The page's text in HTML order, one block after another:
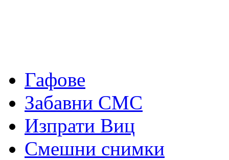
Гафове
Забавни СМС
Изпрати Виц
Смешни снимки